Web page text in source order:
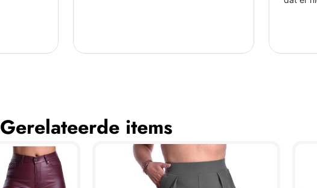
Gerelateerde items